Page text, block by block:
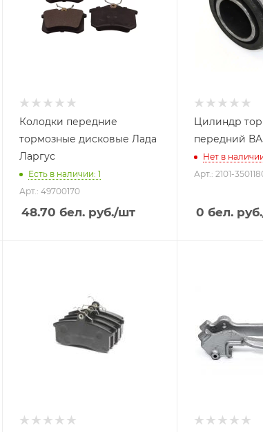
Колодки передние
тормозные дисковые Лада
Ларгус
Есть в наличии: 1
Арт.: 49700170
48.70 бел. руб./шт
Цилиндр
передний
Нет в
Арт.: 2101-
0 бел. руб.